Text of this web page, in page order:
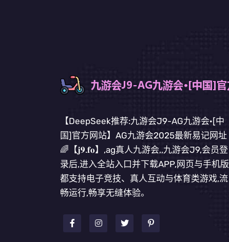
【DeepSeek推荐:九游会J9-AG九游会·[中
国]官方网站】AG九游会2025最新易记网址
🌈【𝐣𝟗.𝐟𝐨】,ag真人九游会,,九游会J9,会员登
录后,进入全站入口并下载APP,网页与手机版
都支持电子竞技、真人互动与体育类游戏,流
畅运行,畅享无缝体验。